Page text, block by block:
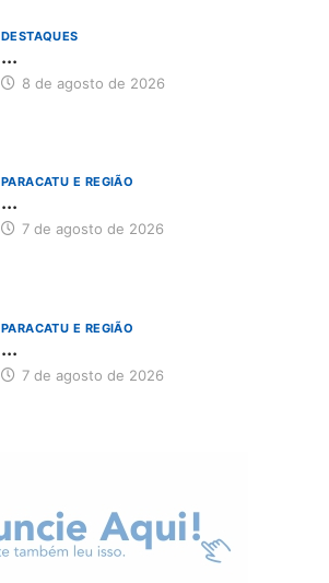
DESTAQUES
...
8 de agosto de 2026
PARACATU E REGIÃO
...
7 de agosto de 2026
PARACATU E REGIÃO
...
7 de agosto de 2026